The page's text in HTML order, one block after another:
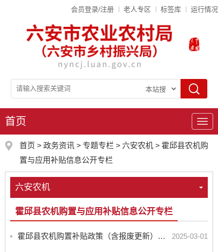
会员登录/注册 老人专区 标签库 运行情况
导
航
首页
首页 > 政务资讯 > 专题专栏 > 六安农机 > 霍邱县农机购
置与应用补贴信息公开专栏
六安农机
霍邱县农机购置与应用补贴信息公开专栏
霍邱县农机购置补贴政策（含报废更新）落实咨询投诉电话、邮箱 2025-03-01